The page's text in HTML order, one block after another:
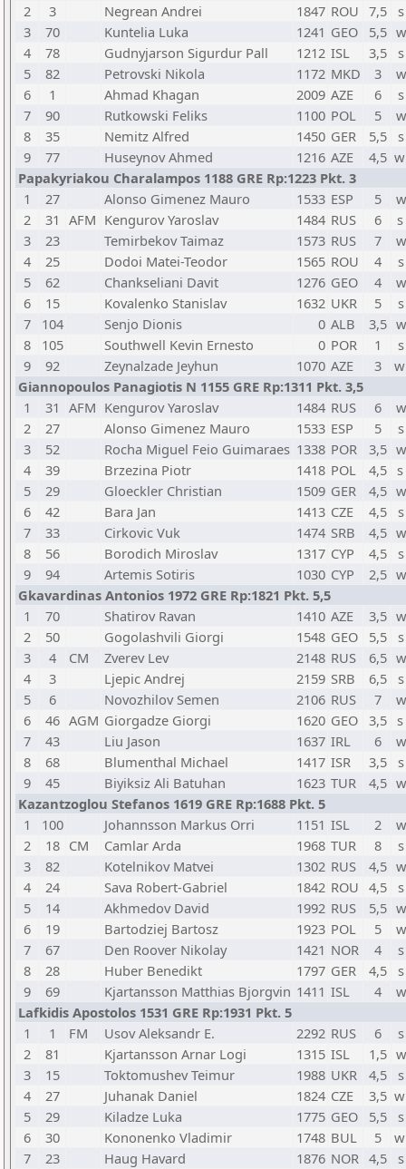
2 3 Negrean Andrei 1847 ROU 7,5
3
70 Kuntelia Luka 1241 GEO 5,5
4
78 Gudnyjarson Sigurdur Pall 1212 ISL 3,5
5
82 Petrovski Nikola 1172 MKD 3
6
1 Ahmad Khagan 2009 AZE 6
7
90 Rutkowski Feliks 1100 POL 5
8
35 Nemitz Alfred 1450 GER 5,5
9
77 Huseynov Ahmed 1216 AZE 4,5
Papakyriakou Charalampos 1188 GRE Rp:1223 Pkt. 3
1
27 Alonso Gimenez Mauro 1533 ESP 5
2
31 AFM Kengurov Yaroslav 1484 RUS 6
3
23 Temirbekov Taimaz 1573 RUS 7
4
25 Dodoi Matei-Teodor 1565 ROU 4
5
62 Chankseliani Davit 1276 GEO 4
6
15 Kovalenko Stanislav 1632 UKR 5
7
104 Senjo Dionis 0 ALB 3,5
8
105 Southwell Kevin Ernesto 0 POR 1
9
92 Zeynalzade Jeyhun 1070 AZE 3
Giannopoulos Panagiotis N 1155 GRE Rp:1311 Pkt. 3,5
1
31 AFM Kengurov Yaroslav 1484 RUS 6
2
27 Alonso Gimenez Mauro 1533 ESP 5
3
52 Rocha Miguel Feio Guimaraes 1338 POR 3,5
4
39 Brzezina Piotr 1418 POL 4,5
5
29 Gloeckler Christian 1509 GER 4,5
6
42 Bara Jan 1413 CZE 4,5
7
33 Cirkovic Vuk 1474 SRB 4,5
8
56 Borodich Miroslav 1317 CYP 4,5
9
94 Artemis Sotiris 1030 CYP 2,5
Gkavardinas Antonios 1972 GRE Rp:1821 Pkt. 5,5
1
70 Shatirov Ravan 1410 AZE 3,5
2
50 Gogolashvili Giorgi 1548 GEO 5,5
3
4 CM Zverev Lev 2148 RUS 6,5
4
3 Ljepic Andrej 2159 SRB 6,5
5
6 Novozhilov Semen 2106 RUS 7
6
46 AGM Giorgadze Giorgi 1620 GEO 3,5
7
43 Liu Jason 1637 IRL 6
8
68 Blumenthal Michael 1417 ISR 3,5
9
45 Biyiksiz Ali Batuhan 1623 TUR 4,5
Kazantzoglou Stefanos 1619 GRE Rp:1688 Pkt. 5
1
100 Johannsson Markus Orri 1151 ISL 2
2
18 CM Camlar Arda 1968 TUR 8
3
82 Kotelnikov Matvei 1302 RUS 4,5
4
24 Sava Robert-Gabriel 1842 ROU 4,5
5
14 Akhmedov David 1992 RUS 5,5
6
19 Bartodziej Bartosz 1923 POL 5
7
67 Den Roover Nikolay 1421 NOR 4
8
28 Huber Benedikt 1797 GER 4,5
9
69 Kjartansson Matthias Bjorgvin 1411 ISL 4
Lafkidis Apostolos 1531 GRE Rp:1931 Pkt. 5
1
1 FM Usov Aleksandr E. 2292 RUS 6
2
81 Kjartansson Arnar Logi 1315 ISL 1,5
3
15 Toktomushev Teimur 1988 UKR 4,5
4
27 Juhanak Daniel 1824 CZE 3,5
5
29 Kiladze Luka 1775 GEO 5,5
6
30 Kononenko Vladimir 1748 BUL 5
7
23 Haug Havard 1876 NOR 4,5